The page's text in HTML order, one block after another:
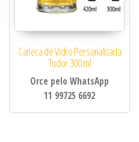
Caneca de Vidro Personalizada
Tudor 300 ml
Orce pelo WhatsApp
11 99725 6692